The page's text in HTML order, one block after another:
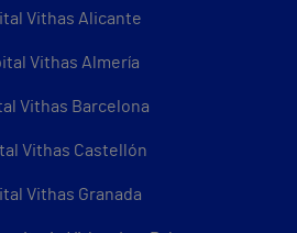
Vithas Alicante
Vithas Almería
Vithas Barcelona
Vithas Castellón
Vithas Granada